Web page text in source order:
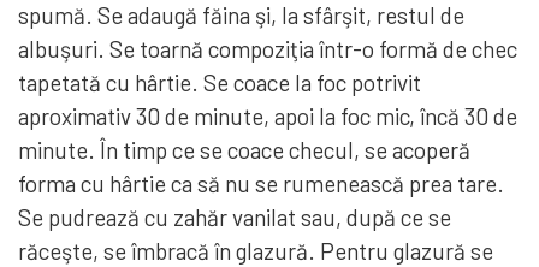
spumă. Se adaugă făina şi, la sfârşit, restul de
albuşuri. Se toarnă compoziţia într-o formă de chec
tapetată cu hârtie. Se coace la foc potrivit
aproximativ 30 de minute, apoi la foc mic, încă 30 de
minute. În timp ce se coace checul, se acoperă
forma cu hârtie ca să nu se rumenească prea tare.
Se pudrează cu zahăr vanilat sau, după ce se
răceşte, se îmbracă în glazură. Pentru glazură se